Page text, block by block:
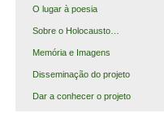
O lugar à poesia
Sobre o Holocausto…
Memória e Imagens
Disseminação do projeto
Dar a conhecer o projeto